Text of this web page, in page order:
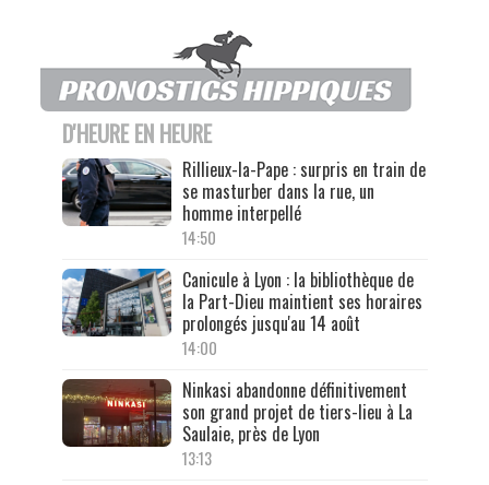
D'HEURE EN HEURE
Rillieux-la-Pape : surpris en train de
se masturber dans la rue, un
homme interpellé
14:50
Canicule à Lyon : la bibliothèque de
la Part-Dieu maintient ses horaires
prolongés jusqu'au 14 août
14:00
Ninkasi abandonne définitivement
son grand projet de tiers-lieu à La
Saulaie, près de Lyon
13:13